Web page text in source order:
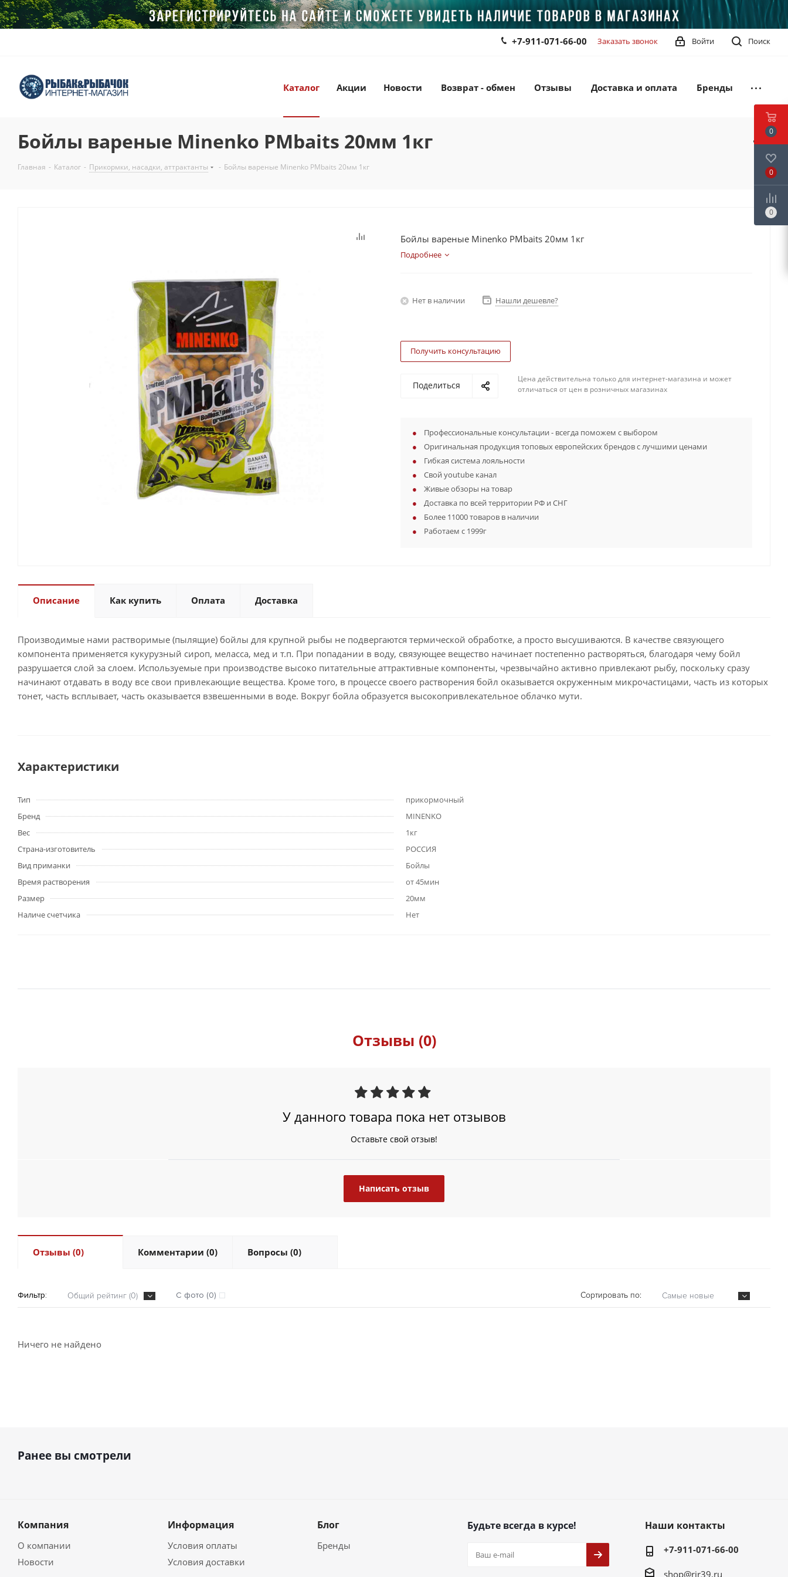
Поиск
Войти
+7-911-071-66-00 Заказать звонок
Каталог Акции Новости Возврат - обмен Отзывы Доставка и оплата Бренды
Бойлы вареные Minenko PMbaits 20мм 1кг
Главная - Каталог - Прикормки, насадки, аттрактанты - Бойлы вареные Minenko PMbaits 20мм 1кг
Бойлы вареные Minenko PMbaits 20мм 1кг
Подробнее
Нет в наличии Нашли дешевле?
Получить консультацию
Поделиться
Цена действительна только для интернет-магазина и может
отличаться от цен в розничных магазинах
Профессиональные консультации - всегда поможем с выбором
Оригинальная продукция топовых европейских брендов с лучшими ценами
Гибкая система лояльности
Свой youtube канал
Живые обзоры на товар
Доставка по всей территории РФ и СНГ
Более 11000 товаров в наличии
Работаем с 1999г
Описание Как купить Оплата Доставка
Производимые нами растворимые (пылящие) бойлы для крупной рыбы не подвергаются термической обработке, а просто высушиваются. В качестве связующего
компонента применяется кукурузный сироп, меласса, мед и т.п. При попадании в воду, связующее вещество начинает постепенно растворяться, благодаря чему бойл
разрушается слой за слоем. Используемые при производстве высоко питательные аттрактивные компоненты, чрезвычайно активно привлекают рыбу, поскольку сразу
начинают отдавать в воду все свои привлекающие вещества. Кроме того, в процессе своего растворения бойл оказывается окруженным микрочастицами, часть из которых
тонет, часть всплывает, часть оказывается взвешенными в воде. Вокруг бойла образуется высокопривлекательное облачко мути.
Характеристики
Тип
прикормочный
Бренд
MINENKO
Вес
1кг
Страна-изготовитель
РОССИЯ
Вид приманки
Бойлы
Время растворения
от 45мин
Размер
20мм
Наличе счетчика
Нет
Отзывы (0)
У данного товара пока нет отзывов
Оставьте свой отзыв!
Написать отзыв
Отзывы (0) Комментарии (0) Вопросы (0)
Фильтр: Общий рейтинг (0) С фото (0) Сортировать по: Самые новые
Ничего не найдено
Ранее вы смотрели
Компания
О компании
Новости
Информация
Условия оплаты
Условия доставки
Блог
Бренды
Будьте всегда в курсе! Наши контакты
+7-911-071-66-00
shop@rir39.ru
0
0
0